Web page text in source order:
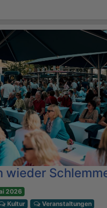
wieder
2026
Kultur Veranstaltungen